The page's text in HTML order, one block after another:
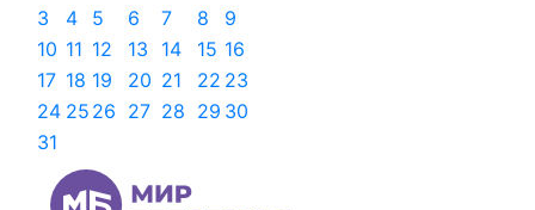
3
4 5 6 7 8
9
10 11 12 13 14 15 16
17 18 19 20 21 22 23
24 25 26 27 28 29 30
31